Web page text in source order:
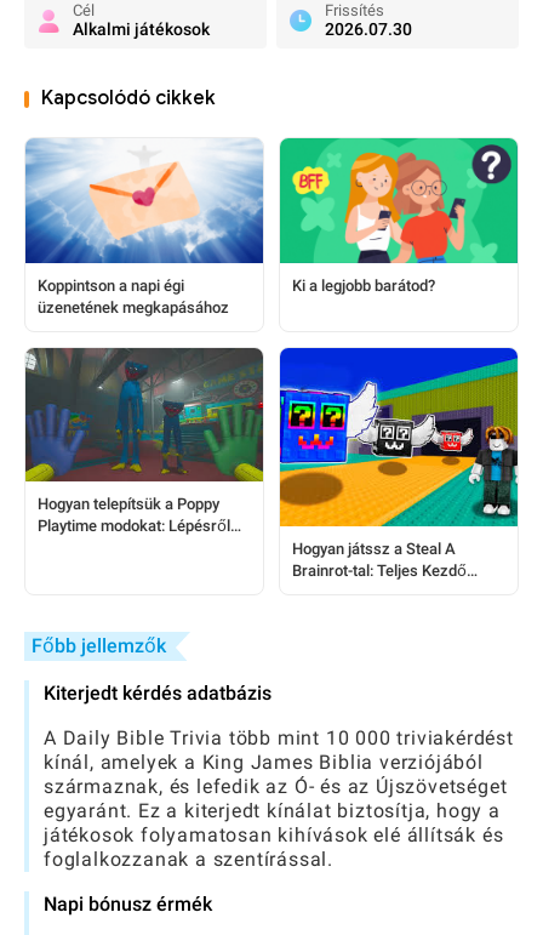
Cél
Alkalmi játékosok
Frissítés
2026.07.30
Kapcsolódó cikkek
Koppintson a napi égi
üzenetének megkapásához
Ki a legjobb barátod?
Hogyan telepítsük a Poppy
Playtime modokat: Lépésről
Hogyan játssz a Steal A
Brainrot-tal: Teljes Kezdő
Főbb jellemzők
Kiterjedt kérdés adatbázis
A Daily Bible Trivia több mint 10 000 triviakérdést
kínál, amelyek a King James Biblia verziójából
származnak, és lefedik az Ó- és az Újszövetséget
egyaránt. Ez a kiterjedt kínálat biztosítja, hogy a
játékosok folyamatosan kihívások elé állítsák és
foglalkozzanak a szentírással.
Napi bónusz érmék